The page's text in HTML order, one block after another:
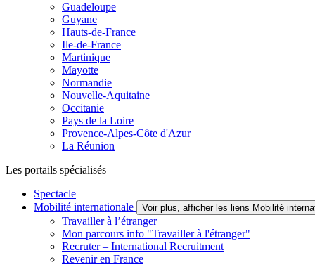
Guadeloupe
Guyane
Hauts-de-France
Ile-de-France
Martinique
Mayotte
Normandie
Nouvelle-Aquitaine
Occitanie
Pays de la Loire
Provence-Alpes-Côte d'Azur
La Réunion
Les portails spécialisés
Spectacle
Mobilité internationale
Voir plus, afficher les liens Mobilité
Travailler à l’étranger
Mon parcours info "Travailler à l'étranger"
Recruter – International Recruitment
Revenir en France